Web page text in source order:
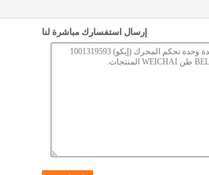
إرسال استفسارك مباشرة لنا